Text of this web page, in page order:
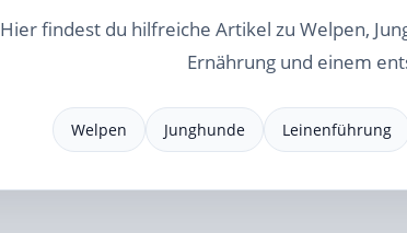
Hier findest du hilfreiche Artikel zu Welpen,
Ernährung und einem
Welpen Junghunde Leinenführung